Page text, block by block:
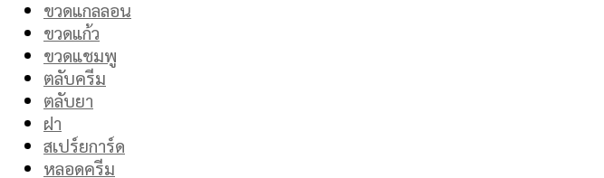
ขวดแกลลอน
ขวดแก้ว
ขวดแชมพู
ตลับครีม
ตลับยา
ฝา
สเปร์ยการ์ด
หลอดครีม